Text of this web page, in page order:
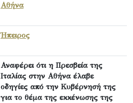
Αθήνα
Ήπειρος
Αναφέρει ότι η Πρεσβεία της
Ιταλίας στην Αθήνα έλαβε
οδηγίες από την Κυβέρνησή της
για το θέμα της εκκένωσης της